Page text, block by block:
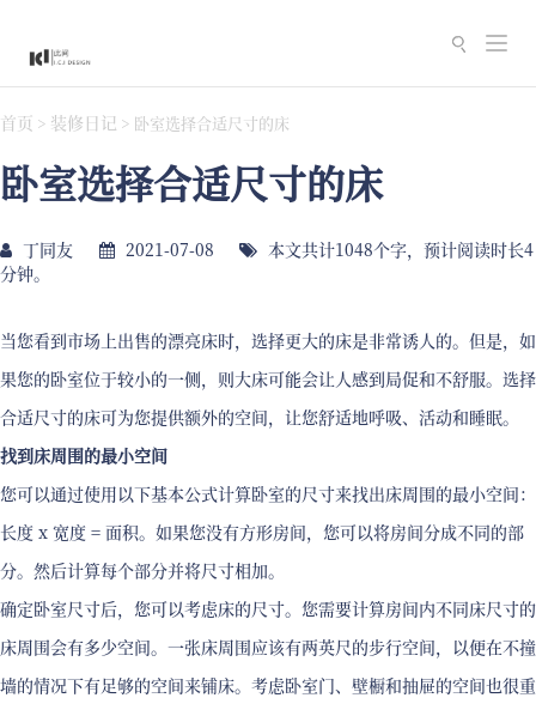
切
换
首页 > 装修日记 > 卧室选择合适尺寸的床
卧室选择合适尺寸的床
丁同友 2021-07-08
本文共计1048个字，预计阅读时长4
分钟。
当您看到市场上出售的漂亮床时，选择更大的床是非常诱人的。但是，如
果您的卧室位于较小的一侧，则大床可能会让人感到局促和不舒服。选择
合适尺寸的床可为您提供额外的空间，让您舒适地呼吸、活动和睡眠。
找到床周围的最小空间
您可以通过使用以下基本公式计算卧室的尺寸来找出床周围的最小空间：
长度 x 宽度 = 面积。如果您没有方形房间，您可以将房间分成不同的部
分。然后计算每个部分并将尺寸相加。
确定卧室尺寸后，您可以考虑床的尺寸。您需要计算房间内不同床尺寸的
床周围会有多少空间。一张床周围应该有两英尺的步行空间，以便在不撞
墙的情况下有足够的空间来铺床。考虑卧室门、壁橱和抽屉的空间也很重